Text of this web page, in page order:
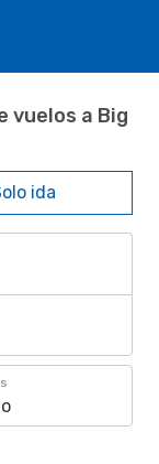
vuelos a Big
ida